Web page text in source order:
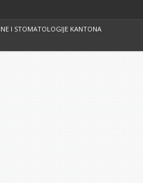
I STOMATOLOGIJE KANTONA